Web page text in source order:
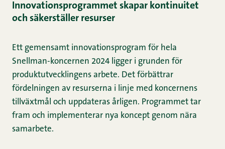
Innovationsprogrammet skapar kontinuitet
och säkerställer resurser
Ett gemensamt innovationsprogram för hela
Snellman-koncernen 2024 ligger i grunden för
produktutvecklingens arbete. Det förbättrar
fördelningen av resurserna i linje med koncernens
tillväxtmål och uppdateras årligen. Programmet tar
fram och implementerar nya koncept genom nära
samarbete.